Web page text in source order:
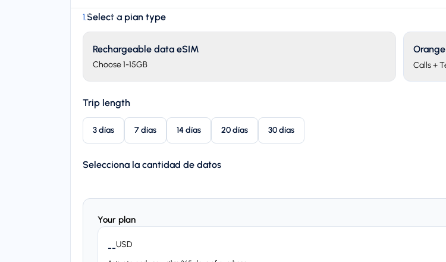
Starting price
1.Select a plan type
Rechargeable data eSIM
Choose 1-15GB
Orange
Calls +
Trip length
3 días 7 días 14 días 20 días 30 días
Selecciona la cantidad de datos
Your plan
--USD